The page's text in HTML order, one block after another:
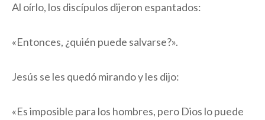
Al oírlo, los discípulos dijeron espantados:
«Entonces, ¿quién puede salvarse?».
Jesús se les quedó mirando y les dijo:
«Es imposible para los hombres, pero Dios lo puede